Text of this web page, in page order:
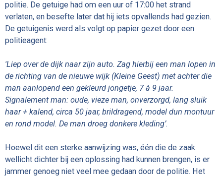
politie. De getuige had om een uur of 17:00 het strand
verlaten, en besefte later dat hij iets opvallends had gezien.
De getuigenis werd als volgt op papier gezet door een
politieagent:
'Liep over de dijk naar zijn auto. Zag hierbij een man lopen in
de richting van de nieuwe wijk (Kleine Geest) met achter die
man aanlopend een gekleurd jongetje, 7 à 9 jaar.
Signalement man: oude, vieze man, onverzorgd, lang sluik
haar + kalend, circa 50 jaar, brildragend, model dun montuur
en rond model. De man droeg donkere kleding’.
Hoewel dit een sterke aanwijzing was, één die de zaak
wellicht dichter bij een oplossing had kunnen brengen, is er
jammer genoeg niet veel mee gedaan door de politie. Het